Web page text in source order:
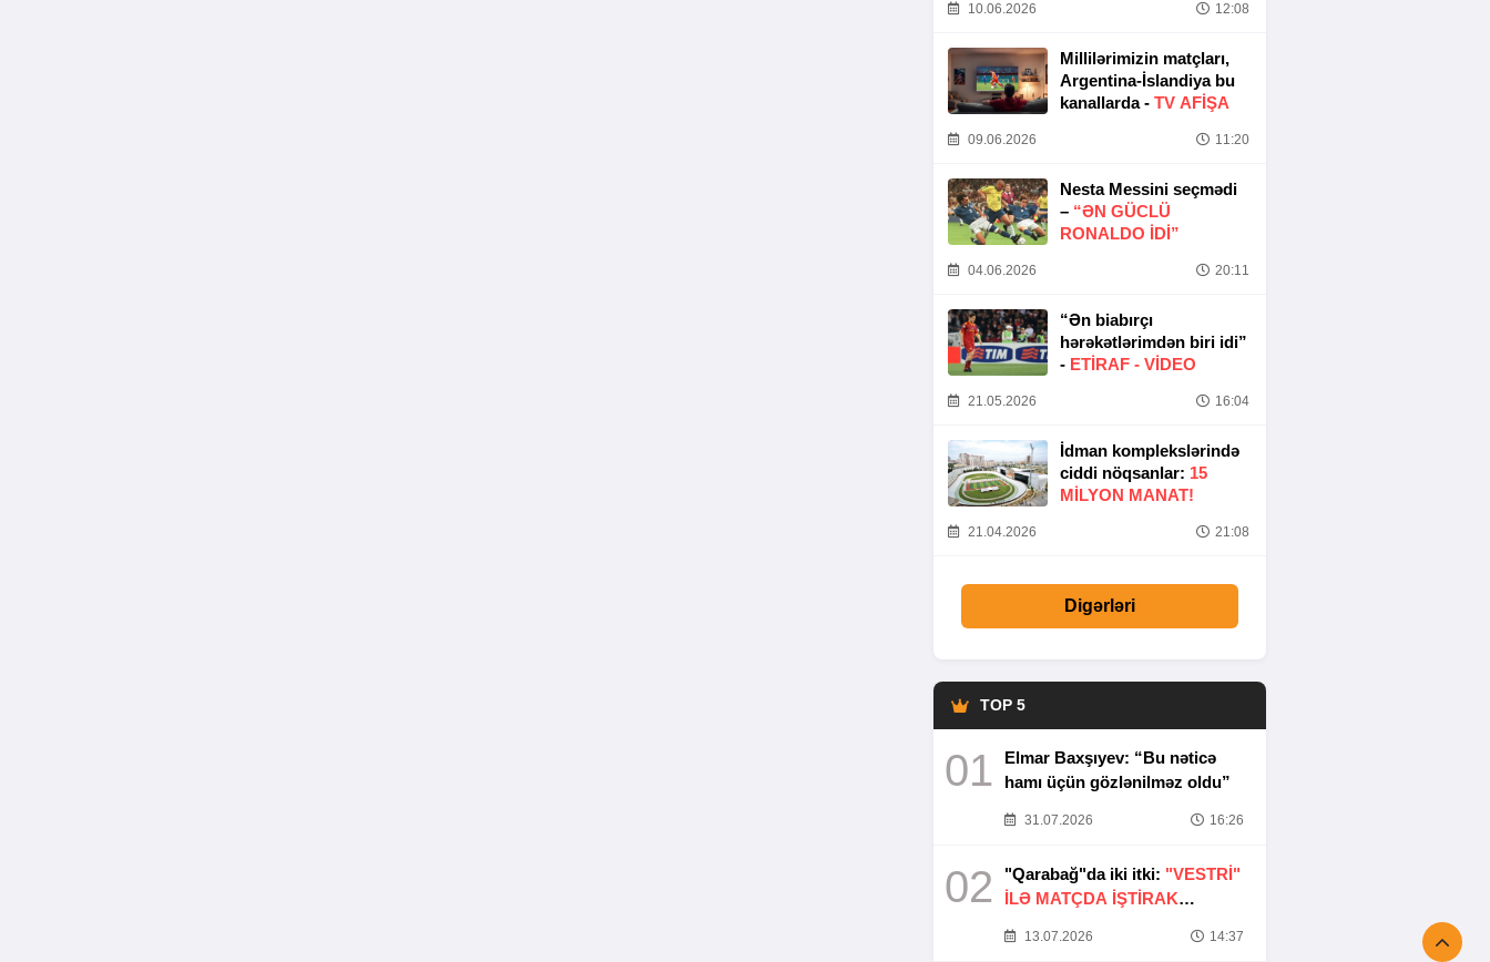
10.06.2026 12:08
Millilərimizin matçları,
Argentina-İslandiya bu
kanallarda - TV AFİŞA
09.06.2026 11:20
Nesta Messini seçmədi
– “ƏN GÜCLÜ
RONALDO IDI”
04.06.2026 20:11
“Ən biabırçı
hərəkətlərimdən biri idi”
- ETIRAF - VİDEO
21.05.2026 16:04
İdman komplekslərində
ciddi nöqsanlar: 15
MILYON MANAT!
21.04.2026 21:08
Digərləri
TOP 5
01
Elmar Baxşıyev: “Bu nəticə
hamı üçün gözlənilməz oldu”
31.07.2026 16:26
02 "Qarabağ"da iki itki: "VESTRİ"
İLƏ MATÇDA İŞTİRAK
13.07.2026 14:37